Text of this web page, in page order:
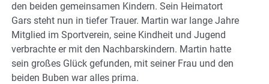
den beiden gemeinsamen Kindern. Sein Heimatort
Gars steht nun in tiefer Trauer. Martin war lange Jahre
Mitglied im Sportverein, seine Kindheit und Jugend
verbrachte er mit den Nachbarskindern. Martin hatte
sein großes Glück gefunden, mit seiner Frau und den
beiden Buben war alles prima.